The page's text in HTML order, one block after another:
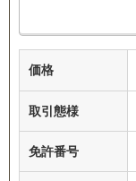
価格
取引態様
免許番号